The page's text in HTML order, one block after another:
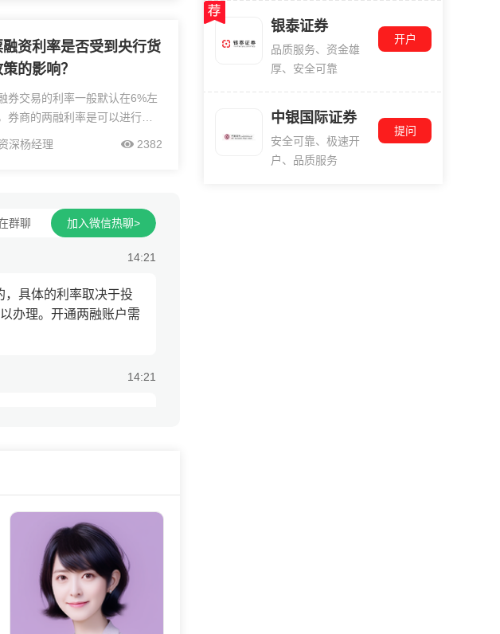
融资利率是否受到央行货
的影响？
券交易的利率一般默认在6%左
券商的两融利率是可以进行调
具体的利率取决于投资者的开
，低费率账户是需要联系网上
深杨经理 2382
14:21
，具体的利率取决于投
办理。开通两融账户需
14:21
群聊 加入微信热聊>
银泰证券
品质服务、资金雄
厚、安全可靠
开户
中银国际证券
安全可靠、极速开
户、品质服务
提问